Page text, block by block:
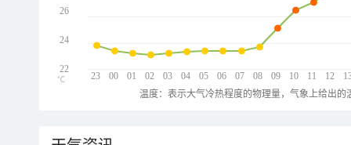
23 00 01 02 03 04 05 06 07 08 09 10 11 12
26
24
22
℃
温度：表示大气冷热程度的物理量，气象上给出